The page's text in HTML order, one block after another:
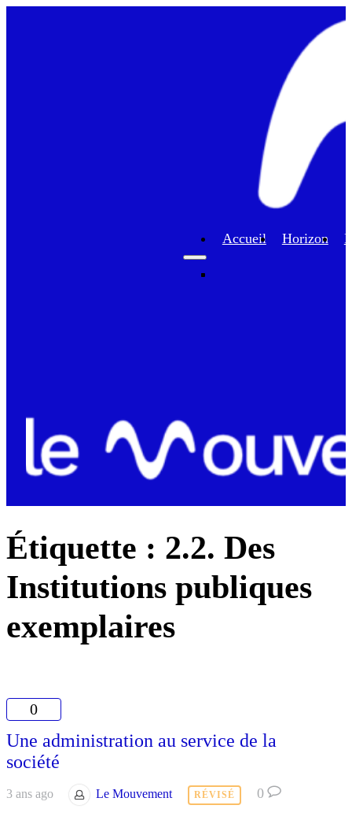
Accueil Horizon
Étiquette : 2.2. Des
Institutions publiques
exemplaires
0
Une administration au service de la
société
3 ans ago Le Mouvement RÉVISÉ 0